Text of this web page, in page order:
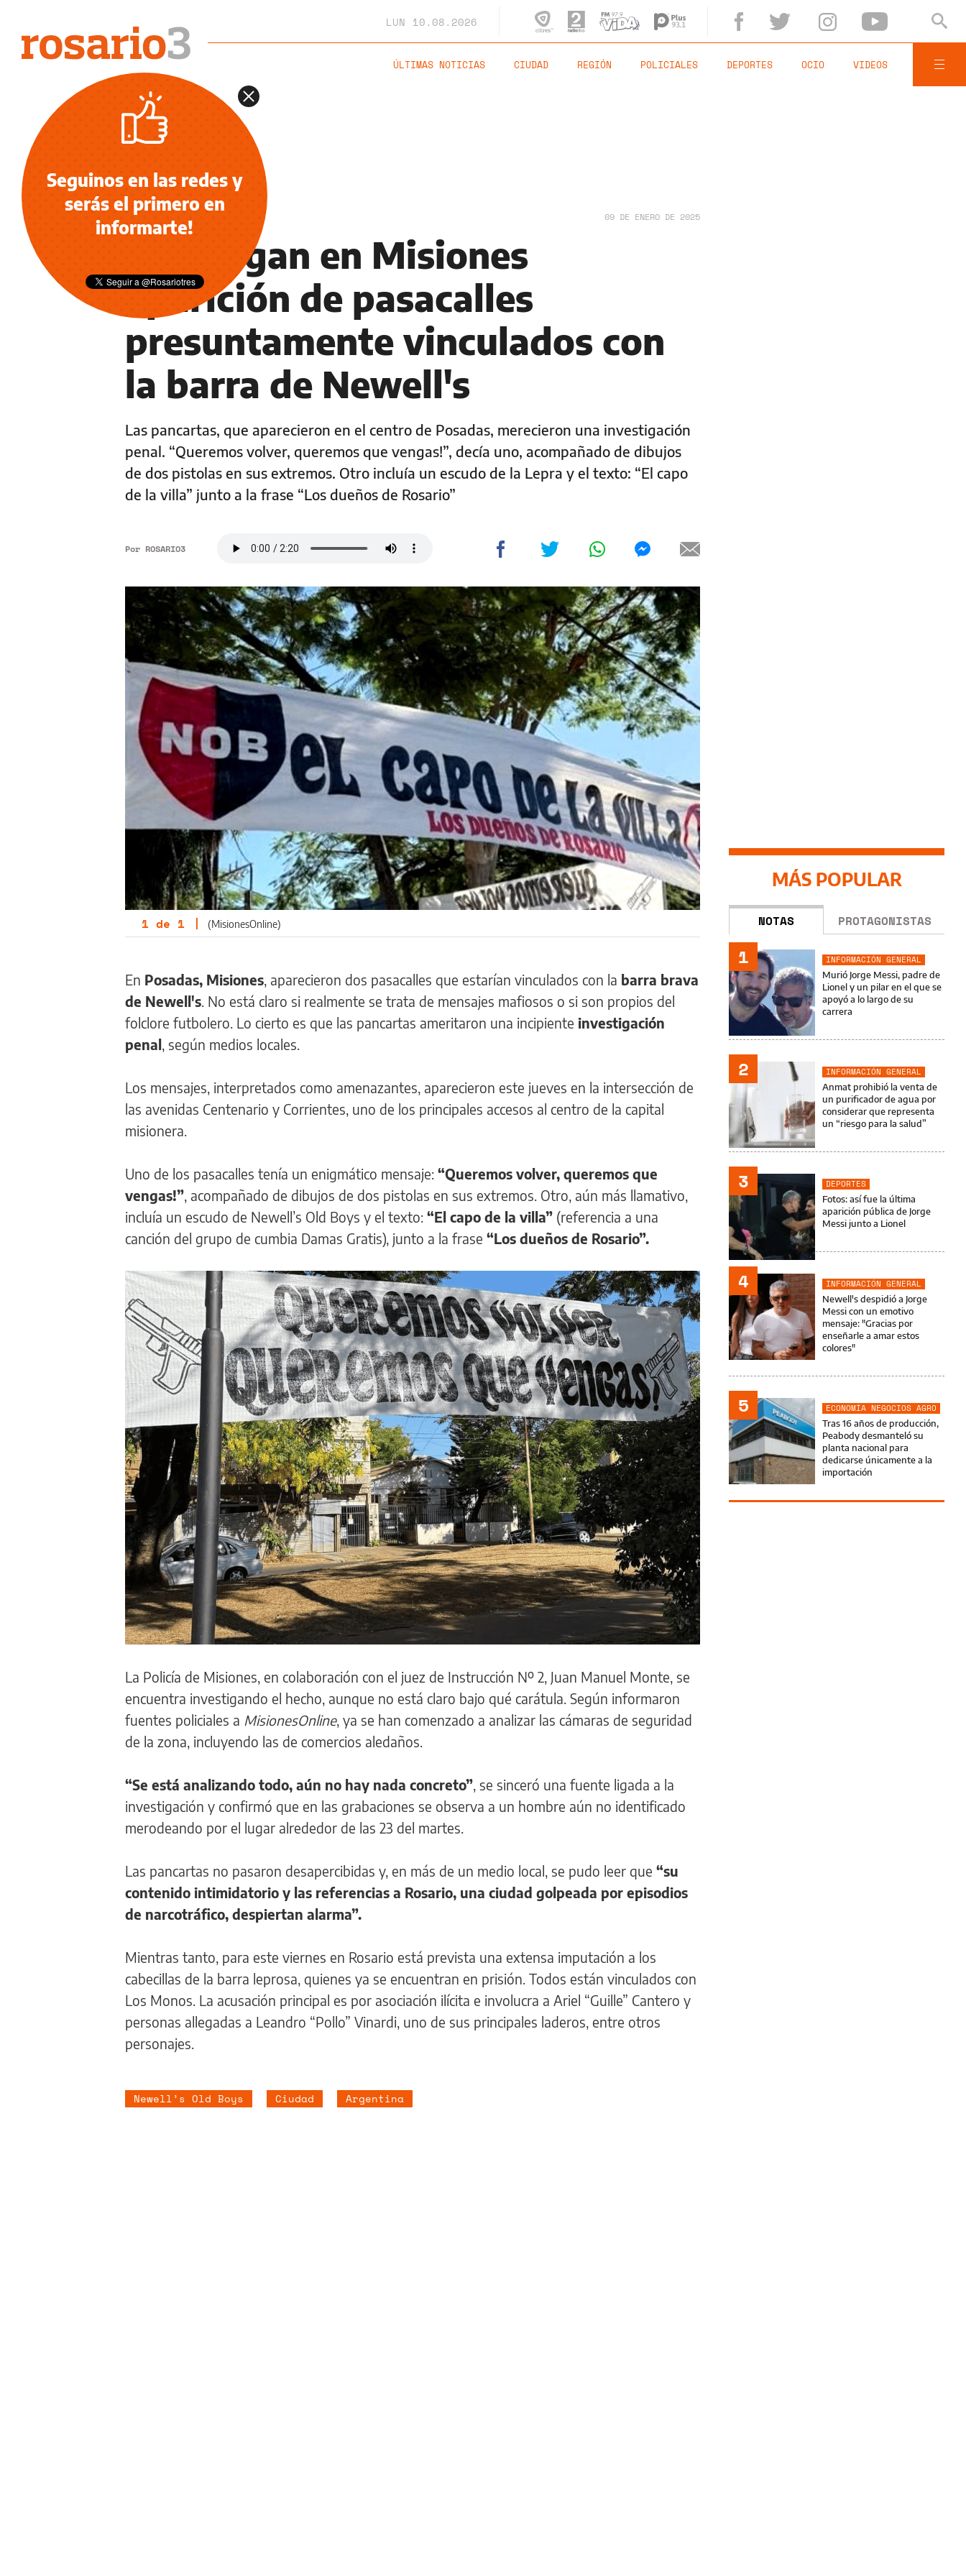
LUN 10.08.2026
ÚLTIMAS NOTICIAS CIUDAD REGIÓN POLICIALES DEPORTES OCIO VIDEOS
POLICIALES 09 DE ENERO DE 2025
Investigan en Misiones
aparición de pasacalles
presuntamente vinculados con
la barra de Newell's
Las pancartas, que aparecieron en el centro de Posadas, merecieron una investigación
penal. “Queremos volver, queremos que vengas!”, decía uno, acompañado de dibujos
de dos pistolas en sus extremos. Otro incluía un escudo de la Lepra y el texto: “El capo
de la villa” junto a la frase “Los dueños de Rosario”
Por ROSARIO3
1 de 1 | (MisionesOnline)
En Posadas, Misiones, aparecieron dos pasacalles que estarían vinculados con la barra brava
de Newell's. No está claro si realmente se trata de mensajes mafiosos o si son propios del
folclore futbolero. Lo cierto es que las pancartas ameritaron una incipiente investigación
penal, según medios locales.
Los mensajes, interpretados como amenazantes, aparecieron este jueves en la intersección de
las avenidas Centenario y Corrientes, uno de los principales accesos al centro de la capital
misionera.
Uno de los pasacalles tenía un enigmático mensaje: “Queremos volver, queremos que
vengas!”, acompañado de dibujos de dos pistolas en sus extremos. Otro, aún más llamativo,
incluía un escudo de Newell’s Old Boys y el texto: “El capo de la villa” (referencia a una
canción del grupo de cumbia Damas Gratis), junto a la frase “Los dueños de Rosario”.
La Policía de Misiones, en colaboración con el juez de Instrucción Nº 2, Juan Manuel Monte, se
encuentra investigando el hecho, aunque no está claro bajo qué carátula. Según informaron
fuentes policiales a MisionesOnline, ya se han comenzado a analizar las cámaras de seguridad
de la zona, incluyendo las de comercios aledaños.
“Se está analizando todo, aún no hay nada concreto”, se sinceró una fuente ligada a la
investigación y confirmó que en las grabaciones se observa a un hombre aún no identificado
merodeando por el lugar alrededor de las 23 del martes.
Las pancartas no pasaron desapercibidas y, en más de un medio local, se pudo leer que “su
contenido intimidatorio y las referencias a Rosario, una ciudad golpeada por episodios
de narcotráfico, despiertan alarma”.
Mientras tanto, para este viernes en Rosario está prevista una extensa imputación a los
cabecillas de la barra leprosa, quienes ya se encuentran en prisión. Todos están vinculados con
Los Monos. La acusación principal es por asociación ilícita e involucra a Ariel “Guille” Cantero y
personas allegadas a Leandro “Pollo” Vinardi, uno de sus principales laderos, entre otros
personajes.
Newell’s Old Boys Ciudad Argentina
MÁS POPULAR
NOTAS PROTAGONISTAS
1
INFORMACIÓN GENERAL
Murió Jorge Messi, padre de
Lionel y un pilar en el que se
apoyó a lo largo de su
carrera
2
INFORMACIÓN GENERAL
Anmat prohibió la venta de
un purificador de agua por
considerar que representa
un “riesgo para la salud”
3
DEPORTES
Fotos: así fue la última
aparición pública de Jorge
Messi junto a Lionel
4
INFORMACIÓN GENERAL
Newell's despidió a Jorge
Messi con un emotivo
mensaje: "Gracias por
enseñarle a amar estos
colores"
5
ECONOMÍA NEGOCIOS AGRO
Tras 16 años de producción,
Peabody desmanteló su
planta nacional para
dedicarse únicamente a la
importación
Seguinos en las redes y
serás el primero en
informarte!